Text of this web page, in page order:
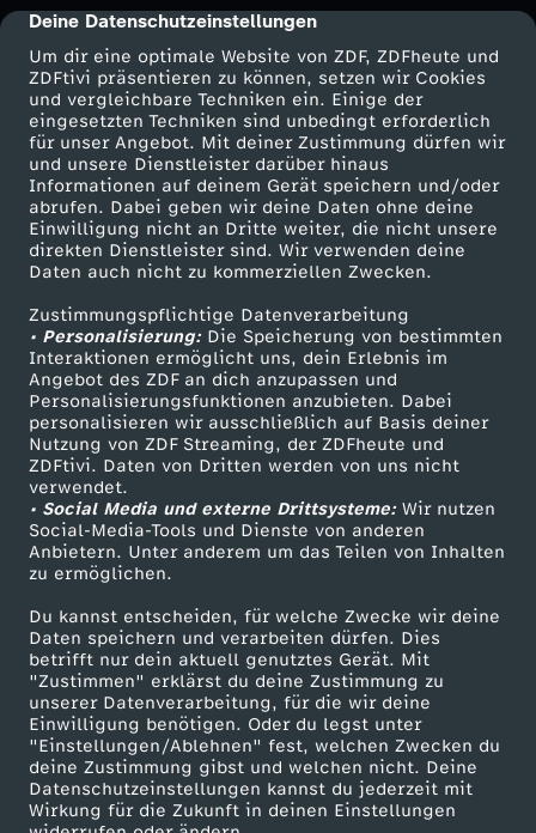
cmp-dialog-description
Deine Datenschutzeinstellungen
Um dir eine optimale Website von ZDF, ZDFheute und
ZDFtivi präsentieren zu können, setzen wir Cookies
und vergleichbare Techniken ein. Einige der
eingesetzten Techniken sind unbedingt erforderlich
für unser Angebot. Mit deiner Zustimmung dürfen wir
und unsere Dienstleister darüber hinaus
Informationen auf deinem Gerät speichern und/oder
abrufen. Dabei geben wir deine Daten ohne deine
Einwilligung nicht an Dritte weiter, die nicht unsere
direkten Dienstleister sind. Wir verwenden deine
Daten auch nicht zu kommerziellen Zwecken.
Zustimmungspflichtige Datenverarbeitung
• Personalisierung:Die Speicherung von bestimmten
Interaktionen ermöglicht uns, dein Erlebnis im
Angebot des ZDF an dich anzupassen und
Personalisierungsfunktionen anzubieten. Dabei
personalisieren wir ausschließlich auf Basis deiner
Nutzung von ZDF Streaming, der ZDFheute und
ZDFtivi. Daten von Dritten werden von uns nicht
verwendet.
• Social Media und externe Drittsysteme:Wir nutzen
Social-Media-Tools und Dienste von anderen
Anbietern. Unter anderem um das Teilen von Inhalten
zu ermöglichen.
Du kannst entscheiden, für welche Zwecke wir deine
Daten speichern und verarbeiten dürfen. Dies
betrifft nur dein aktuell genutztes Gerät. Mit
"Zustimmen" erklärst du deine Zustimmung zu
unserer Datenverarbeitung, für die wir deine
Einwilligung benötigen. Oder du legst unter
"Einstellungen/Ablehnen" fest, welchen Zwecken du
deine Zustimmung gibst und welchen nicht. Deine
Datenschutzeinstellungen kannst du jederzeit mit
Wirkung für die Zukunft in deinen Einstellungen
m
T
o
t
a
l
a
u
s
f
a
l
l
?
Mehr ZDF
ZDF-Apps
Smart TV
ZDFtext
Livestreams
Sendungen A-Z
TV-Programm
Service
ZDFmitreden
Kontakt zum ZDF
Tickets
Zuschauerservice
Hilfe
ZDF Unternehmen
Karriere
ZDF goes Schule
Werbefernsehen
Mainzelmännchen